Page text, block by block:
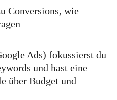
Conversions, wie
Ads) fokussierst du
und hast eine
über Budget und